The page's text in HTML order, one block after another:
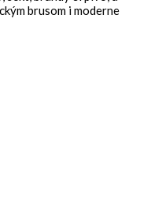
brusom i moderne